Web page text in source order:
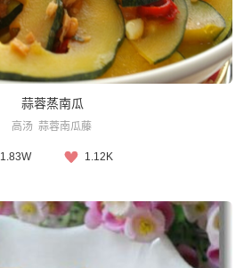
蒜蓉蒸南瓜
高汤 蒜蓉南瓜藤
1.83W 1.12K